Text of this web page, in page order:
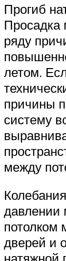
Прогиб
Просадка
ряду
летом.
причины
систему
между
потолком
дверей и